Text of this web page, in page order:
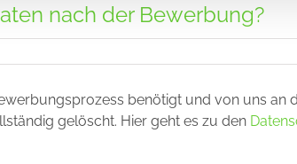
nach der Bewerbung?
benötigt und von uns
gelöscht. Hier geht es zu den